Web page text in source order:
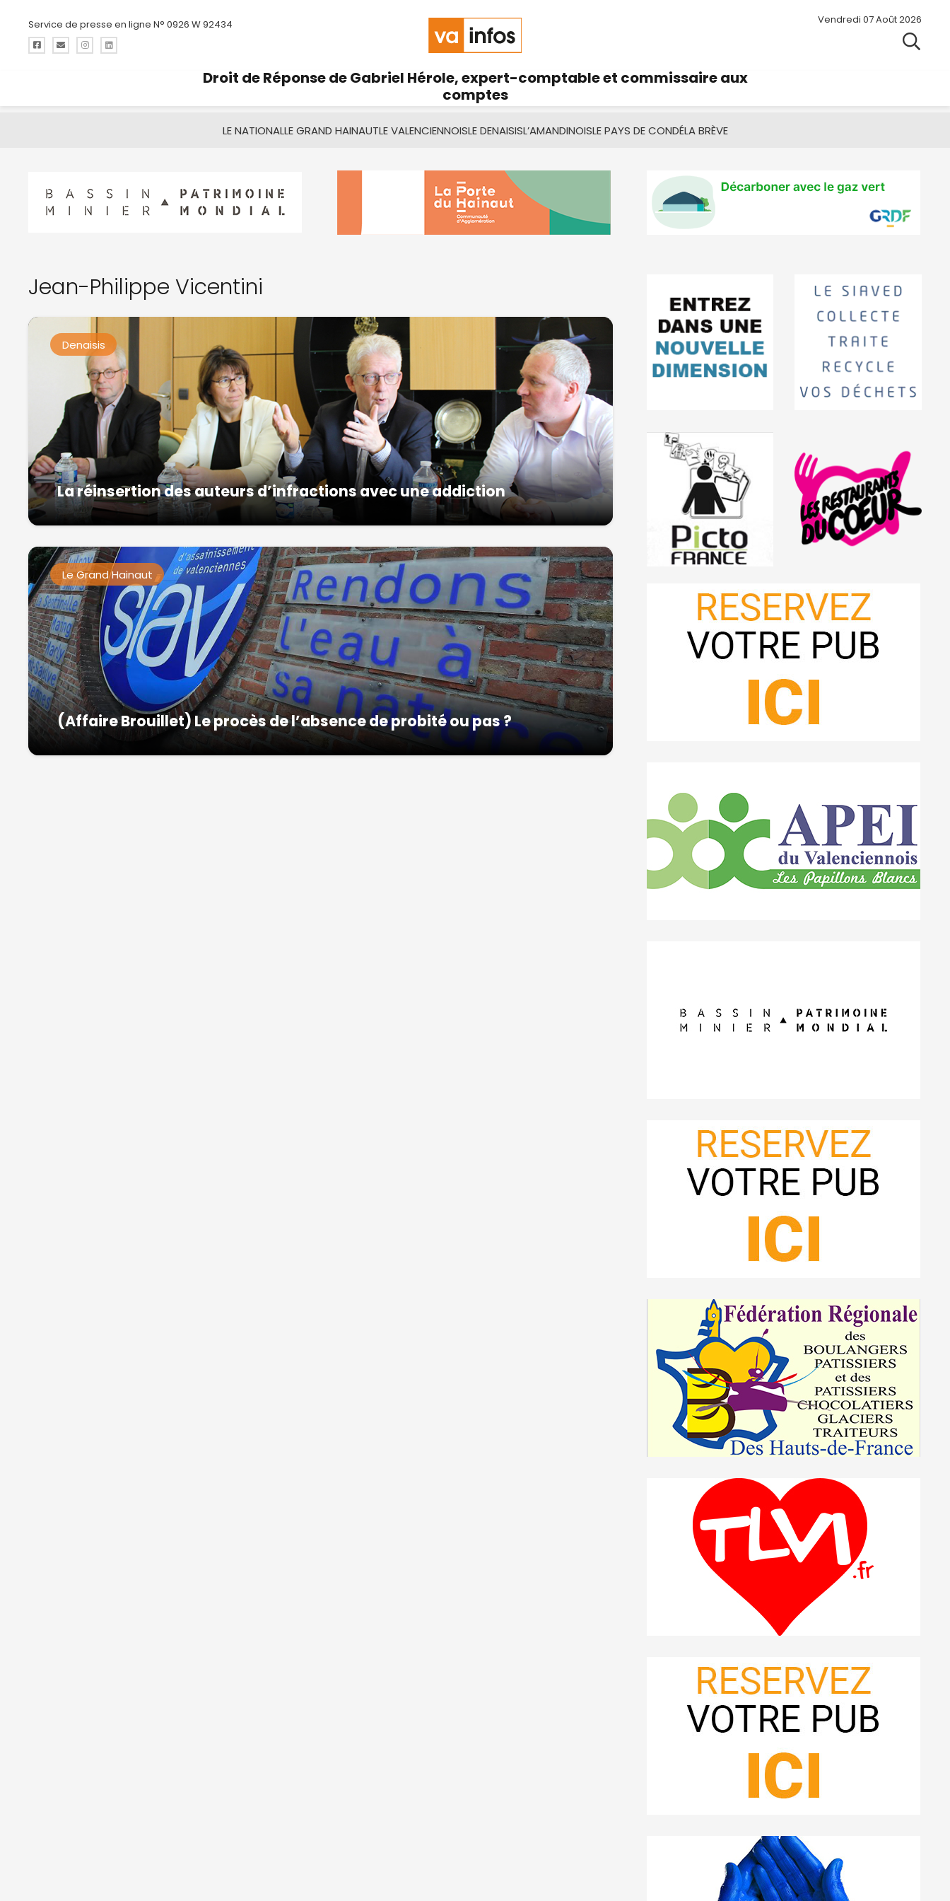
Service de presse en ligne N° 0926 W 92434 Vendredi 07 Août 2026
Droit de Réponse de Gabriel Hérole, expert-comptable et commissaire aux
comptes
LE NATIONALLE GRAND HAINAUTLE VALENCIENNOISLE DENAISISL’AMANDINOISLE PAYS DE CONDÉLA BRÈVE
Jean-Philippe Vicentini
Denaisis
La réinsertion des auteurs d’infractions avec une addiction
Le Grand Hainaut
(Affaire Brouillet) Le procès de l’absence de probité ou pas ?